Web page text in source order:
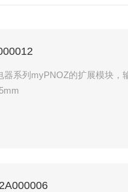
器系列myPNOZ的扩展模块，